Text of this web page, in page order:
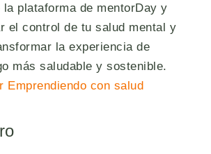
plataforma de mentorDay y
el control de tu salud mental y
la experiencia de
más saludable y sostenible.
Emprendiendo con salud